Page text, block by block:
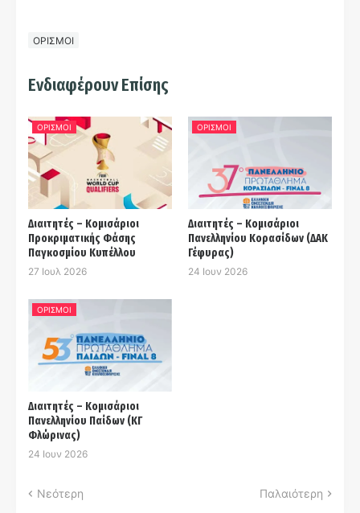
ΟΡΙΣΜΟΙ
Ενδιαφέρουν Επίσης
ΟΡΙΣΜΟΙ
Διαιτητές – Κομισάριοι
Προκριματικής Φάσης
Παγκοσμίου Κυπέλλου
27 Ιουλ 2026
ΟΡΙΣΜΟΙ
Διαιτητές – Κομισάριοι
Πανελληνίου Κορασίδων (ΔΑΚ
Γέφυρας)
24 Ιουν 2026
ΟΡΙΣΜΟΙ
Διαιτητές – Κομισάριοι
Πανελληνίου Παίδων (ΚΓ
Φλώρινας)
24 Ιουν 2026
Νεότερη Παλαιότερη